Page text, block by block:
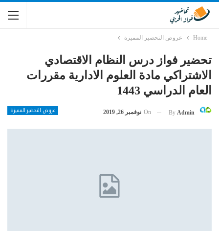
Home عروض التحضير المميزة
تحضير فواز درس النظام الاقتصادي
الاشتراكي مادة العلوم الادارية مقررات
العام الدراسي 1443
عروض التحضير المميزة By Admin
On نوفمبر 26, 2019